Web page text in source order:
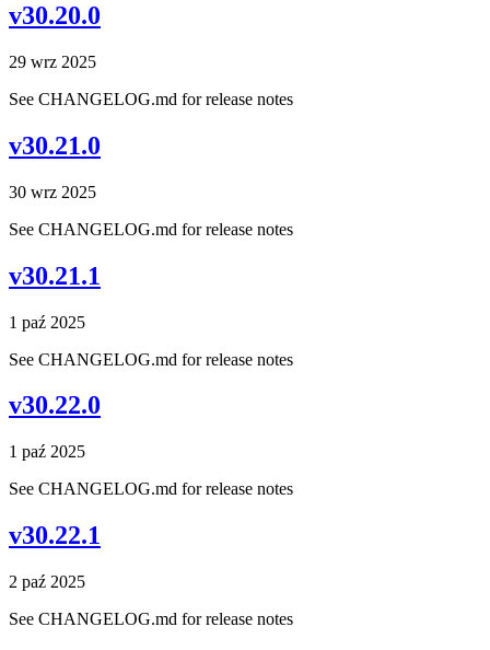
v30.20.0
29 wrz 2025
See CHANGELOG.md for release notes
v30.21.0
30 wrz 2025
See CHANGELOG.md for release notes
v30.21.1
1 paź 2025
See CHANGELOG.md for release notes
v30.22.0
1 paź 2025
See CHANGELOG.md for release notes
v30.22.1
2 paź 2025
See CHANGELOG.md for release notes